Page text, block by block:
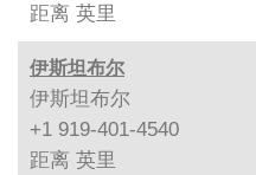
距离 英里
伊斯坦布尔
伊斯坦布尔
+1 919-401-4540
距离 英里